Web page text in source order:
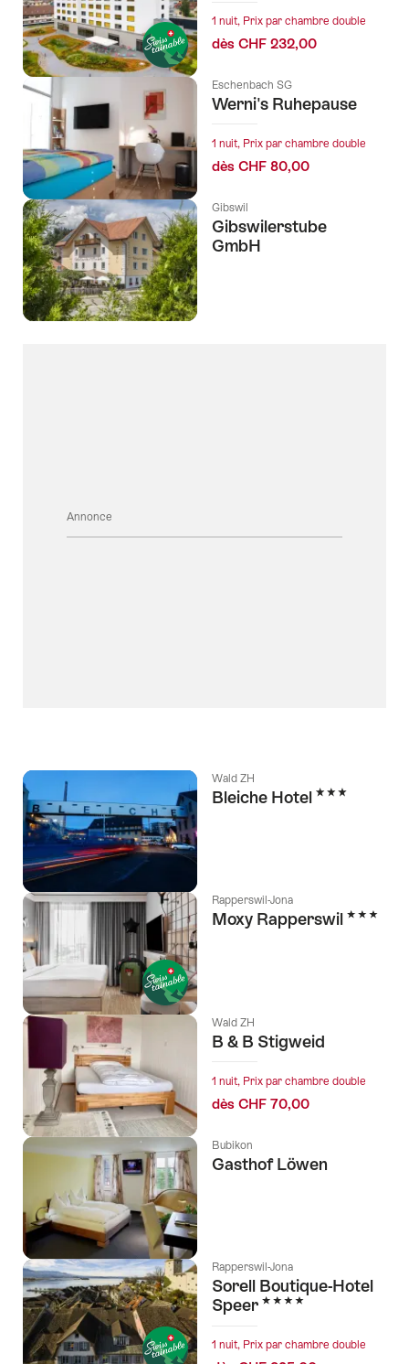
1 nuit, Prix par chambre double
dès CHF 232,00
Eschenbach SG
Werni's Ruhepause
1 nuit, Prix par chambre double
dès CHF 80,00
Gibswil
Gibswilerstube
GmbH
Annonce
Wald ZH
Bleiche Hotel 3 étoiles
Rapperswil-Jona
Moxy Rapperswil 3 étoiles
Wald ZH
B & B Stigweid
1 nuit, Prix par chambre double
dès CHF 70,00
Bubikon
Gasthof Löwen
Rapperswil-Jona
Sorell Boutique-Hotel
Speer 4 étoiles
1 nuit, Prix par chambre double